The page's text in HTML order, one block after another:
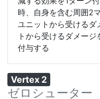
時、自身を含む周囲2
ユニットから受けるダ
トから受けるダメー
付与する
Vertex 2
ゼロシューター